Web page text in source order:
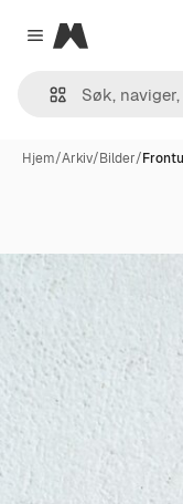
Close menu
Magnific
Hjem/Arkiv/Bilder/